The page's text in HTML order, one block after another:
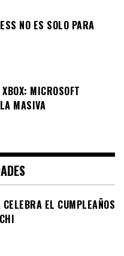
NO ES SOLO PARA
MICROSOFT
MASIVA
CELEBRA EL CUMPLEAÑOS